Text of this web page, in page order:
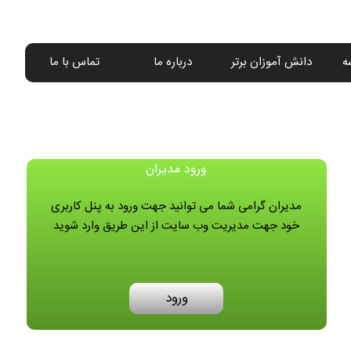
دانش آموزان برتر درباره ما تماس با ما
ورود مدیران
مدیران گرامی شما می توانید جهت ورود به پنل کاربری
خود جهت مدیریت وب سایت از این طریق وارد شوید
ورود